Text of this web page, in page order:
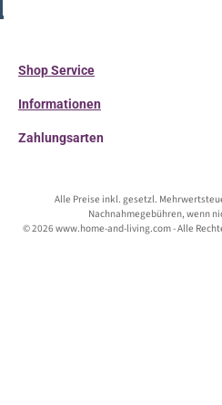
Shop Service
Informationen
Zahlungsarten
Alle Preise inkl. gesetzl.
Nachnahmegebühren, wenn
© 2026 www.home-and-living.com - Alle